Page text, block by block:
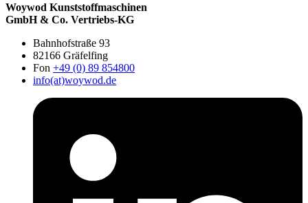
Woywod Kunststoffmaschinen
GmbH & Co. Vertriebs-KG
Bahnhofstraße 93
82166 Gräfelfing
Fon +49 (0) 89 854800
info(at)woywod.de